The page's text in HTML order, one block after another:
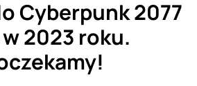
Cyberpunk 2077
2023 roku.